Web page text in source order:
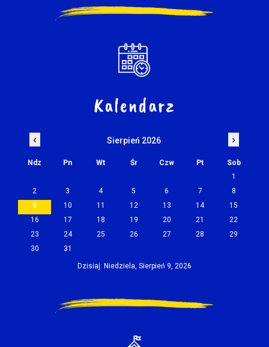
Kalendarz
‹ Sierpień 2026 ›
Ndz Pn Wt Śr Czw Pt
Sob
1
2
3 4 5 6 7
8
9
10 11 12 13 14
15
16
17 18 19 20 21
22
23
24 25 26 27 28
29
30
31
Dzisiaj: Niedziela, Sierpień 9, 2026